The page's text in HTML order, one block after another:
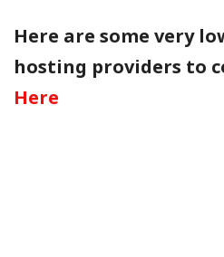
Here are some very
hosting providers to
Here